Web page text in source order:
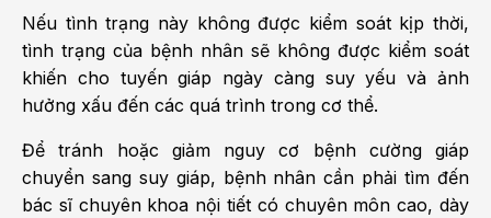
Nếu tình trạng này không được kiểm soát kịp thời,
tình trạng của bệnh nhân sẽ không được kiểm soát
khiến cho tuyến giáp ngày càng suy yếu và ảnh
hưởng xấu đến các quá trình trong cơ thể.
Để tránh hoặc giảm nguy cơ bệnh cường giáp
chuyển sang suy giáp, bệnh nhân cần phải tìm đến
bác sĩ chuyên khoa nội tiết có chuyên môn cao, dày